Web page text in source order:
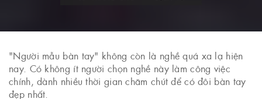
"Người mẫu bàn tay" không còn là nghề quá xa lạ hiện
nay. Có không ít người chọn nghề này làm công việc
chính, dành nhiều thời gian chăm chút để có đôi bàn tay
đẹp nhất.